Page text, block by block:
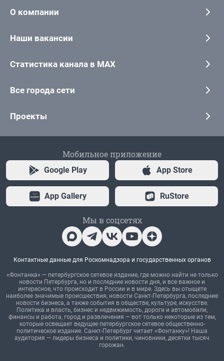
О компании
Наши вакансии
Статистика канала в MAX
Все города сети
Проекты
Мобильное приложение
Google Play App Store
App Gallery RuStore
Мы в соцсетях
Контактные данные для Роскомнадзора и государственных органов
«Фонтанка» — петербургское сетевое издание, где можно найти не только
новости Петербурга, но и последние новости дня, и все важное и
интересное, что происходит в России и в мире. Здесь вы отыщете
наиболее значимые происшествия, новости Санкт-Петербурга, последние
новости бизнеса, а также события в обществе, культуре, искусстве.
Политика и власть, бизнес и недвижимость, дороги и автомобили,
финансы и работа, город и развлечения — вот только некоторые из тем,
которые освещает ведущее петербургское сетевое общественно-
политическое издание. Санкт-Петербург читает «Фонтанку»! Наша
аудитория — лидеры бизнеса и политики, чиновники, десятки тысяч
горожан.